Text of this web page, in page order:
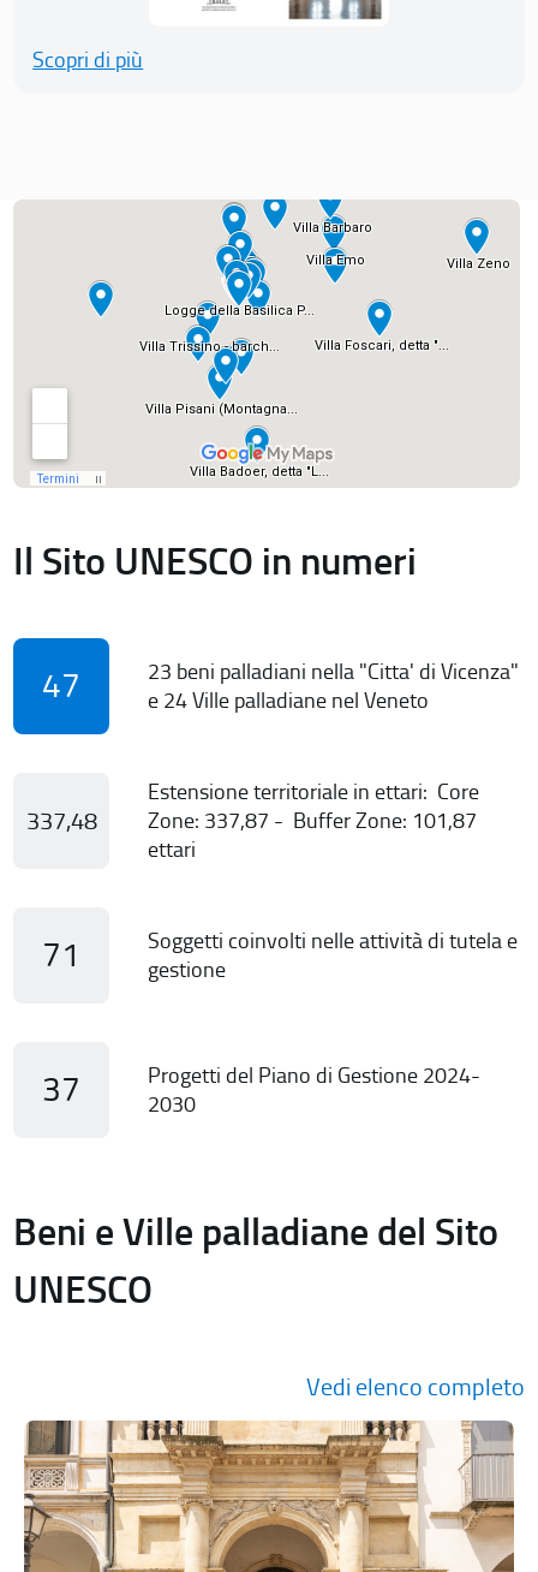
Scopri di più
Il Sito UNESCO in numeri
47
23 beni palladiani nella "Citta' di Vicenza"
e 24 Ville palladiane nel Veneto
337,48
Estensione territoriale in ettari: Core
Zone: 337,87 - Buffer Zone: 101,87
ettari
71
Soggetti coinvolti nelle attività di tutela e
gestione
37
Progetti del Piano di Gestione 2024-
2030
Beni e Ville palladiane del Sito
UNESCO
Vedi elenco completo